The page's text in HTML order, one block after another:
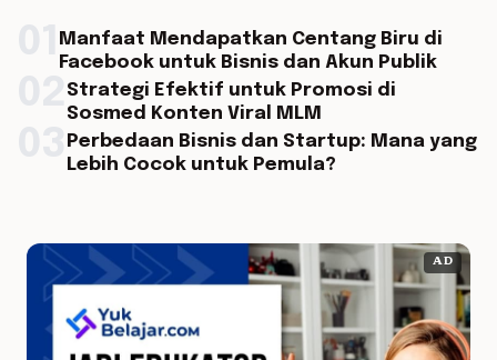
Manfaat Mendapatkan Centang Biru di
Facebook untuk Bisnis dan Akun Publik
Strategi Efektif untuk Promosi di
Sosmed Konten Viral MLM
Perbedaan Bisnis dan Startup: Mana yang
Lebih Cocok untuk Pemula?
AD